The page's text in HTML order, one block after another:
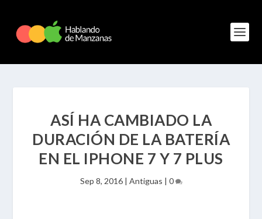
ASÍ HA CAMBIADO LA
DURACIÓN DE LA BATERÍA
EN EL IPHONE 7 Y 7 PLUS
Sep 8, 2016| Antiguas | 0